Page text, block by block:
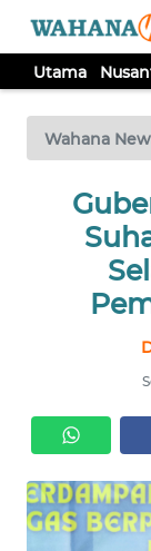
Utama
Wahana
TV
Tutup
UTAMA
NUSANTARA
SERBI
Informasi